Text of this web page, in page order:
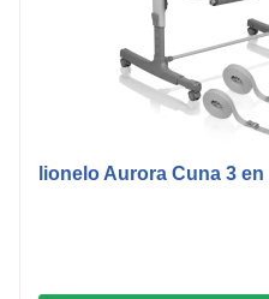
lionelo Aurora Cuna 3